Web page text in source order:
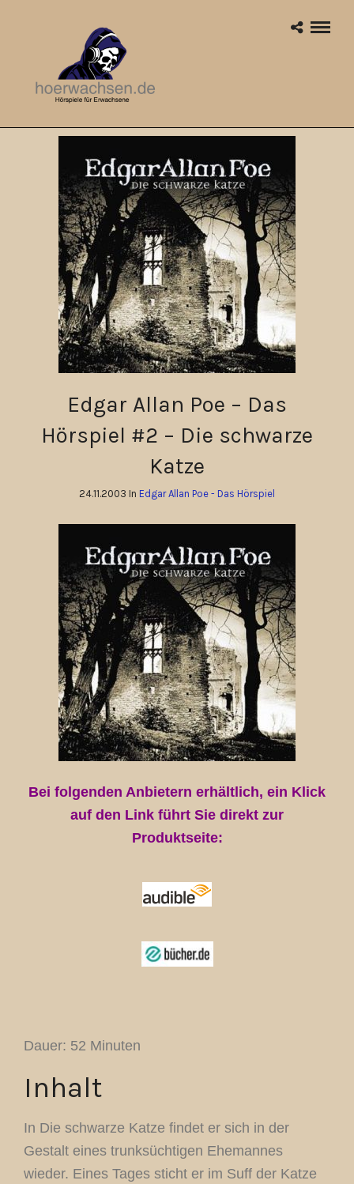
Edgar Allan Poe – Das
Hörspiel #2 – Die schwarze
Katze
24.11.2003 In Edgar Allan Poe - Das Hörspiel
Bei folgenden Anbietern erhältlich, ein Klick
auf den Link führt Sie direkt zur
Produktseite:
Dauer: 52 Minuten
Inhalt
In Die schwarze Katze findet er sich in der
Gestalt eines trunksüchtigen Ehemannes
wieder. Eines Tages sticht er im Suff der Katze